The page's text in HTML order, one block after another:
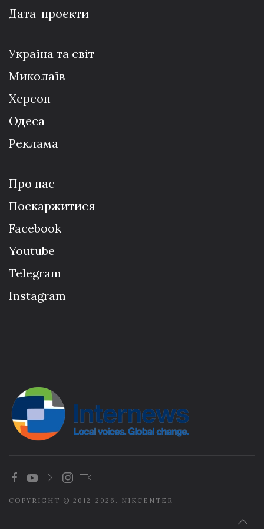
Дата-проєкти
Україна та світ
Миколаїв
Херсон
Одеса
Реклама
Про нас
Поскаржитися
Facebook
Youtube
Telegram
Instagram
COPYRIGHT © 2012-2026. NIKCENTER